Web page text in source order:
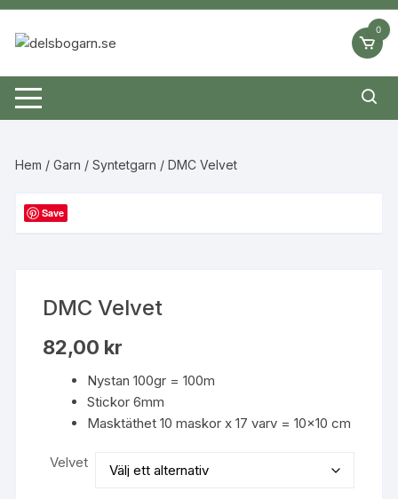
Hoppa
innehåll
0
Hem /Garn /Syntetgarn / DMC Velvet
Save
DMC Velvet
82,00 kr
Nystan 100gr = 100m
Stickor 6mm
Masktäthet 10 maskor x 17 varv = 10×10 cm
Velvet